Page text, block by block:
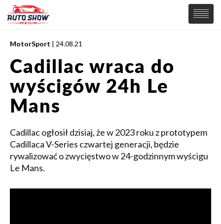
PREMIERY
SAMOCHODY
Wiadomości
Supersamochody
Samochody Koncepcyjne
Elektryczne
MOTORSPORT
MotorSport | 24.08.21
Cadillac wraca do
wyścigów 24h Le
Mans
Cadillac ogłosił dzisiaj, że w 2023 roku z prototypem
Cadillaca V-Series czwartej generacji, będzie
rywalizować o zwycięstwo w 24-godzinnym wyścigu
Le Mans.